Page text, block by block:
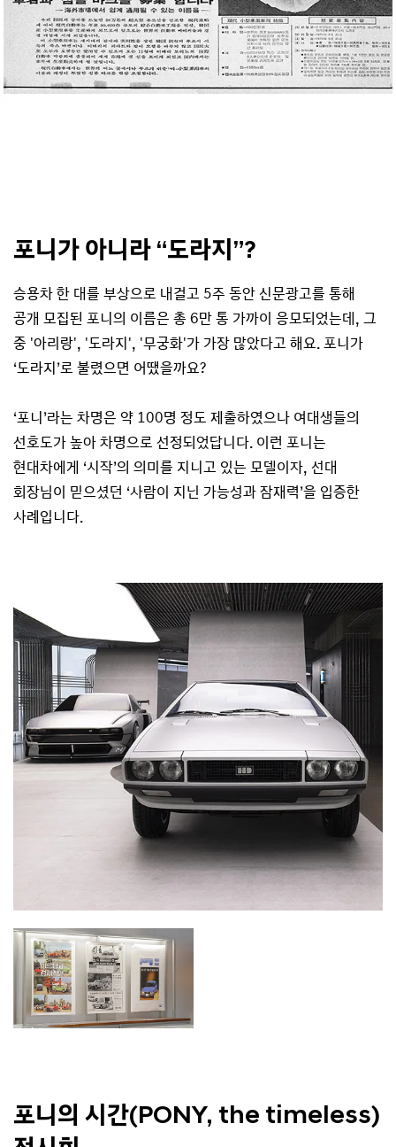
포니가 아니라 “도라지”?
승용차 한 대를 부상으로 내걸고 5주 동안 신문광고를 통해
공개 모집된 포니의 이름은 총 6만 통 가까이 응모되었는데, 그
중 '아리랑', '도라지', '무궁화'가 가장 많았다고 해요. 포니가
‘도라지’로 불렸으면 어땠을까요?
‘포니’라는 차명은 약 100명 정도 제출하였으나 여대생들의
선호도가 높아 차명으로 선정되었답니다. 이런 포니는
현대차에게 ‘시작’의 의미를 지니고 있는 모델이자, 선대
회장님이 믿으셨던 ‘사람이 지닌 가능성과 잠재력’을 입증한
사례입니다.
포니의 시간(PONY, the timeless)